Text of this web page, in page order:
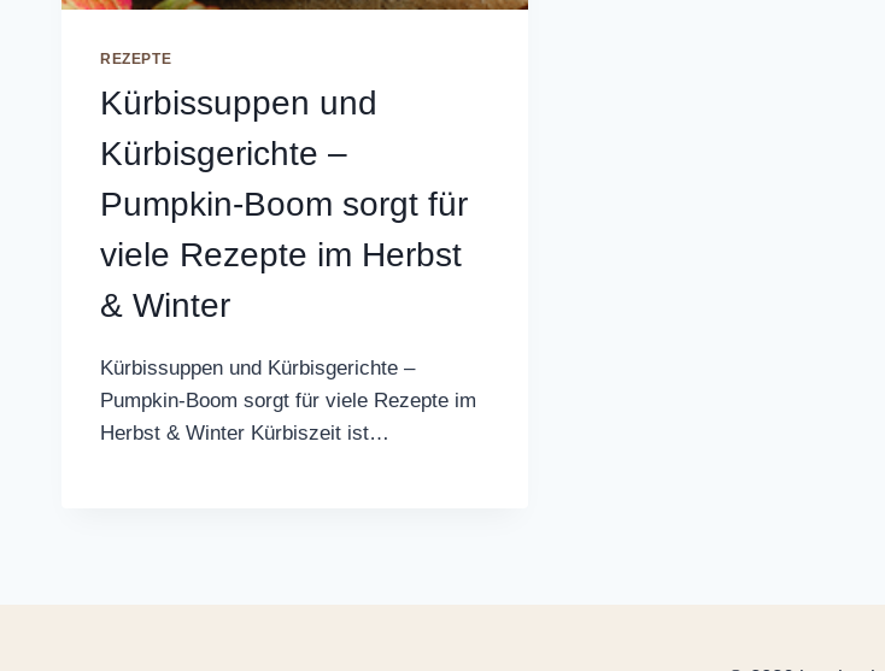
REZEPTE
Kürbissuppen und
Kürbisgerichte –
Pumpkin-Boom sorgt für
viele Rezepte im Herbst
& Winter
Kürbissuppen und Kürbisgerichte –
Pumpkin-Boom sorgt für viele Rezepte im
Herbst & Winter Kürbiszeit ist…